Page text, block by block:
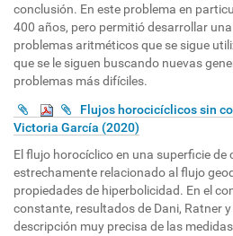
conclusión. En este problema en
400 años, pero permitió desarrollar
problemas aritméticos que se sigue
que se le siguen buscando nuevas
problemas más difíciles.
Flujos horocicíclicos sin
Victoria García (2020)
El flujo horocíclico en una superficie
estrechamente relacionado al flujo
propiedades de hiperbolicidad. En el
constante, resultados de Dani, Ratner
descripción muy precisa de las